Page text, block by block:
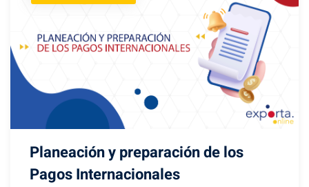
Planeación y preparación de los
Pagos Internacionales